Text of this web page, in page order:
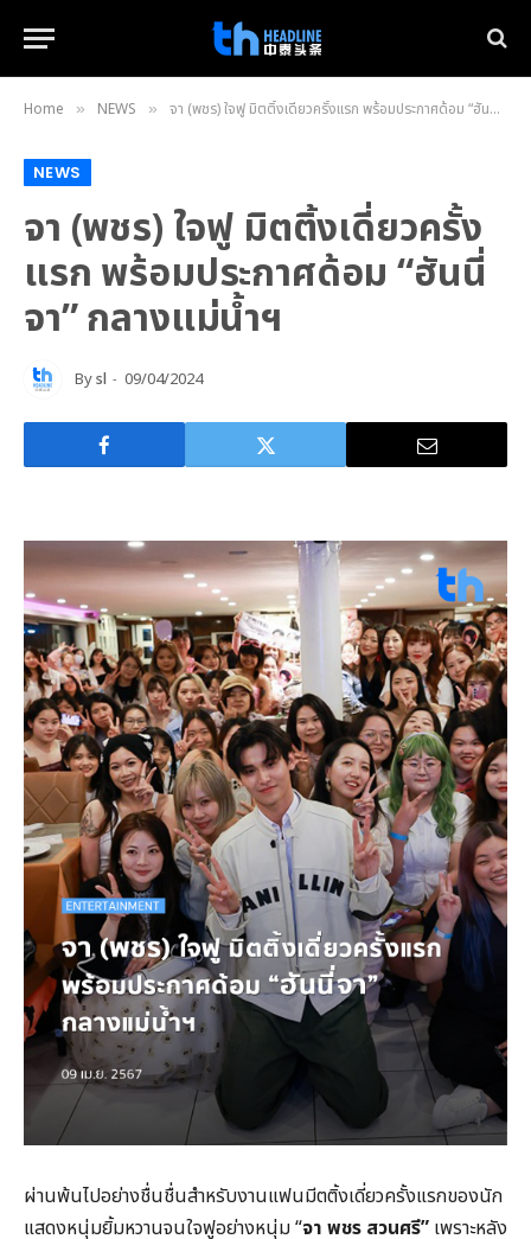
Home » NEWS » จา (พชร) ใจฟู มิตติ้งเดี่ยวครั้งแรก พร้อมประกาศด้อม “ฮันนี่จา” กลางแม่น้ำฯ
NEWS
จา (พชร) ใจฟู มิตติ้งเดี่ยวครั้ง
แรก พร้อมประกาศด้อม “ฮันนี่
จา” กลางแม่น้ำฯ
Bysl 09/04/2024
ผ่านพ้นไปอย่างชื่นชื่นสำหรับงานแฟนมีตติ้งเดี่ยวครั้งแรกของนัก
แสดงหนุ่มยิ้มหวานจนใจฟูอย่างหนุ่ม “จา พชร สวนศรี” เพราะหลัง